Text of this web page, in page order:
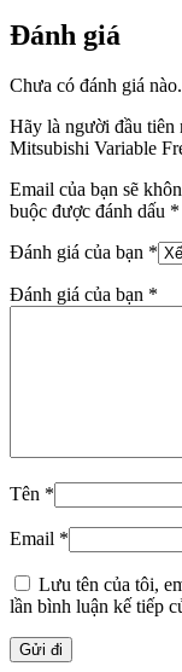
Đánh giá
Chưa có đánh giá nào.
Hãy là người đầu
Mitsubishi Variable
Email của bạn sẽ
buộc được đánh dấu *
Đánh giá của bạn *
Đánh giá của bạn *
Tên *
Email *
Lưu tên của tôi,
lần bình luận kế tiếp